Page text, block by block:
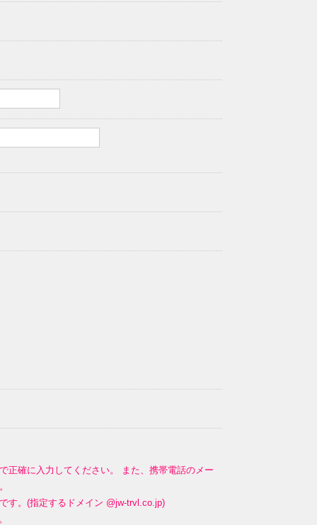
正確に入力してください。 また、携帯電話のメー
す。(指定するドメイン @jw-trvl.co.jp)